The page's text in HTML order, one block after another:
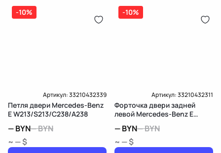
-10%
Артикул:33210432339
Петля двери Mercedes-Benz
E W213/S213/C238/A238
—BYN—BYN
~ — $
-10%
Артикул:33210432311
Форточка двери задней
левой Mercedes-Benz E
—BYN—BYN
~ — $